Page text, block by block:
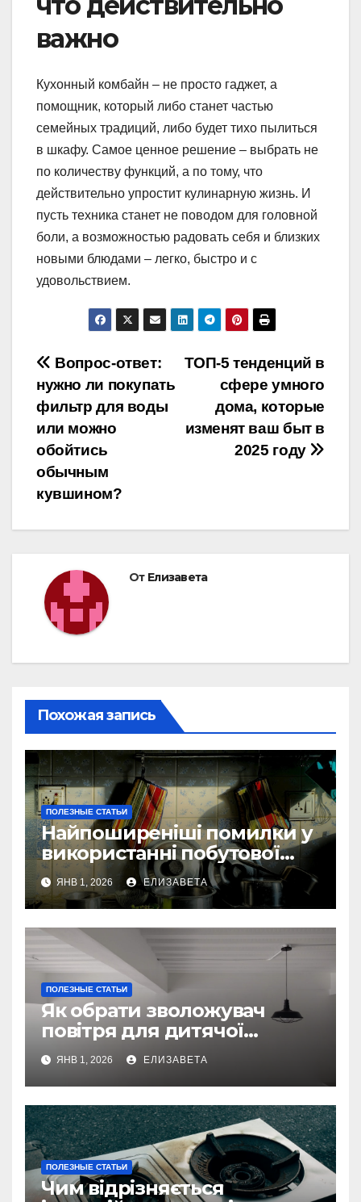
важно
Кухонный комбайн – не просто гаджет, а
помощник, который либо станет частью
семейных традиций, либо будет тихо пылиться
в шкафу. Самое ценное решение – выбрать не
по количеству функций, а по тому, что
действительно упростит кулинарную жизнь. И
пусть техника станет не поводом для головной
боли, а возможностью радовать себя и близких
новыми блюдами – легко, быстро и с
удовольствием.
Навигация
по
записям
ТОП-5 тенденций в
сфере умного
дома, которые
изменят ваш быт в
2025 году
Вопрос-ответ:
нужно ли покупать
фильтр для воды
или можно
обойтись
обычным
кувшином?
От Елизавета
Похожая запись
ПОЛЕЗНЫЕ СТАТЬИ
Найпоширеніші помилки у
використанні побутової
техніки — та як їх уникнути
ЯНВ 1, 2026 ЕЛИЗАВЕТА
ПОЛЕЗНЫЕ СТАТЬИ
Як обрати зволожувач
повітря для дитячої
кімнати
ЯНВ 1, 2026 ЕЛИЗАВЕТА
ПОЛЕЗНЫЕ СТАТЬИ
Чим відрізняється